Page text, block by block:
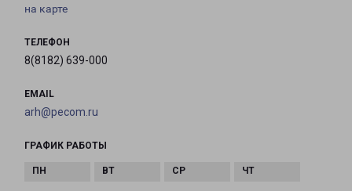
на карте
ТЕЛЕФОН
8(8182) 639-000
EMAIL
arh@pecom.ru
ГРАФИК РАБОТЫ